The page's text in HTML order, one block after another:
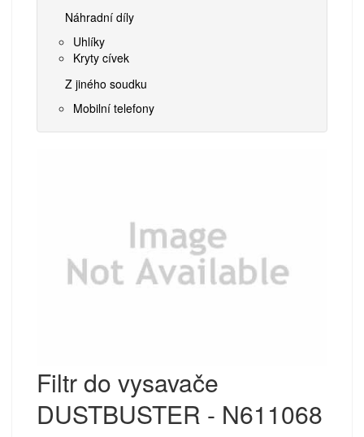
Náhradní díly
Uhlíky
Kryty cívek
Z jiného soudku
Mobilní telefony
Filtr do vysavače
DUSTBUSTER - N611068